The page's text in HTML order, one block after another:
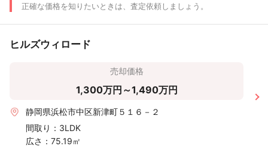
正確な価格を知りたいときは、査定依頼しましょう。
ヒルズウィロード
売却価格
1,300万円～1,490万円
静岡県浜松市中区新津町５１６－２
間取り： 3LDK
広さ： 75.19㎡